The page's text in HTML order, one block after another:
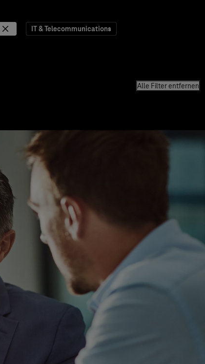
IT & Telecommunications
Alle Filter entfernen